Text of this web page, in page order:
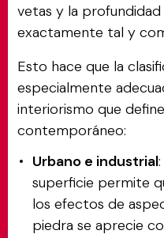
vetas y la
exactamente tal y
Esto hace que la
especialmente
interiorismo que
contemporáneo:
Urbano e industrial
superficie permite
los efectos de
piedra se aprecie